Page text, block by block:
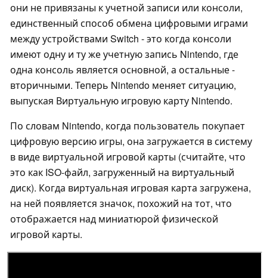
они не привязаны к учетной записи или консоли,
единственный способ обмена цифровыми играми
между устройствами Switch - это когда консоли
имеют одну и ту же учетную запись Nintendo, где
одна консоль является основной, а остальные -
вторичными. Теперь Nintendo меняет ситуацию,
выпуская Виртуальную игровую карту Nintendo.
По словам Nintendo, когда пользователь покупает
цифровую версию игры, она загружается в систему
в виде виртуальной игровой карты (считайте, что
это как ISO-файл, загруженный на виртуальный
диск). Когда виртуальная игровая карта загружена,
на ней появляется значок, похожий на тот, что
отображается над миниатюрой физической
игровой карты.